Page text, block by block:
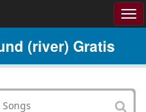
(river) Gratis